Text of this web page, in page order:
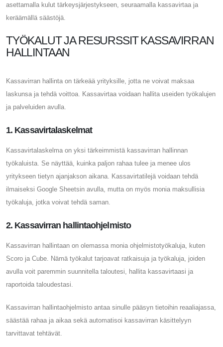
asettamalla kulut tärkeysjärjestykseen, seuraamalla kassavirtaa ja
keräämällä säästöjä.
TYÖKALUT JA RESURSSIT KASSAVIRRAN
HALLINTAAN
Kassavirran hallinta on tärkeää yrityksille, jotta ne voivat maksaa
laskunsa ja tehdä voittoa. Kassavirtaa voidaan hallita useiden työkalujen
ja palveluiden avulla.
1. Kassavirtalaskelmat
Kassavirtalaskelma on yksi tärkeimmistä kassavirran hallinnan
työkaluista. Se näyttää, kuinka paljon rahaa tulee ja menee ulos
yritykseen tietyn ajanjakson aikana. Kassavirtatilejä voidaan tehdä
ilmaiseksi Google Sheetsin avulla, mutta on myös monia maksullisia
työkaluja, jotka voivat tehdä saman.
2. Kassavirran hallintaohjelmisto
Kassavirran hallintaan on olemassa monia ohjelmistotyökaluja, kuten
Scoro ja Cube. Nämä työkalut tarjoavat ratkaisuja ja työkaluja, joiden
avulla voit paremmin suunnitella taloutesi, hallita kassavirtaasi ja
raportoida taloudestasi.
Kassavirran hallintaohjelmisto antaa sinulle pääsyn tietoihin reaaliajassa,
säästää rahaa ja aikaa sekä automatisoi kassavirran käsittelyyn
tarvittavat tehtävät.